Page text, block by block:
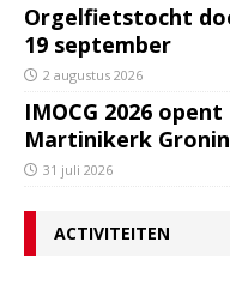
Orgelfietstocht
19 september
2 augustus 2026
IMOCG 2026
Martinikerk
31 juli 2026
ACTIVITEITEN